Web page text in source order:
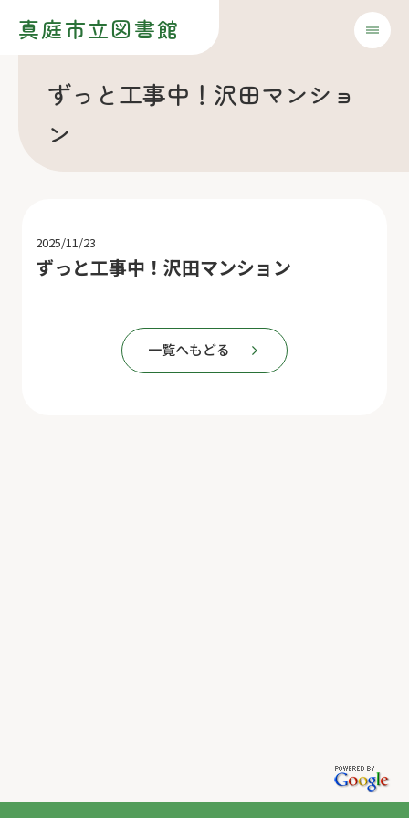
真庭市立図書館
ずっと工事中！沢田マンショ
ン
2025/11/23
ずっと工事中！沢田マンション
一覧へもどる